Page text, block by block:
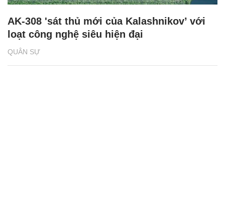
QUÂN SỰ
AK-308 'sát thủ mới của Kalashnikov’ với
loạt công nghệ siêu hiện đại